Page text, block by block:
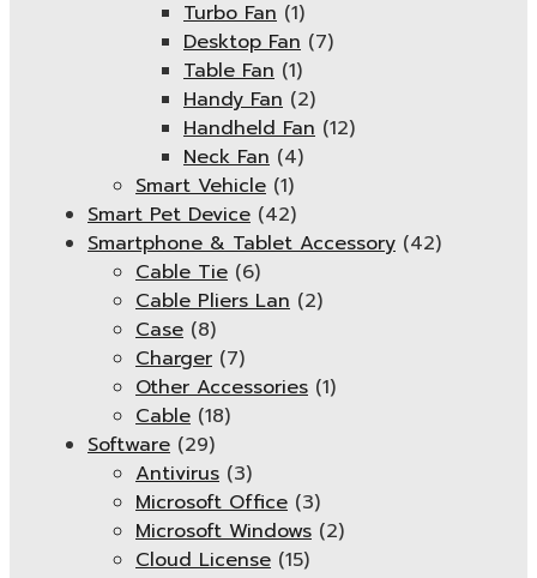
Turbo Fan (1)
Desktop Fan (7)
Table Fan (1)
Handy Fan (2)
Handheld Fan (12)
Neck Fan (4)
Smart Vehicle (1)
Smart Pet Device (42)
Smartphone & Tablet Accessory (42)
Cable Tie (6)
Cable Pliers Lan (2)
Case (8)
Charger (7)
Other Accessories (1)
Cable (18)
Software (29)
Antivirus (3)
Microsoft Office (3)
Microsoft Windows (2)
Cloud License (15)